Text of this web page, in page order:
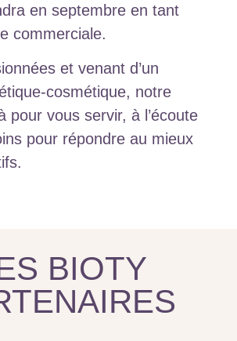
en septembre en tant
commerciale.
et venant d’un
cosmétique, notre
pour vous servir, à l’écoute
pour répondre au mieux
BIOTY